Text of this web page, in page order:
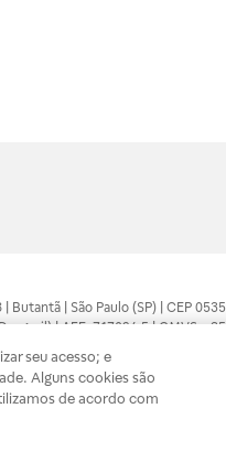
Butantã | São Paulo (SP) | CEP
| AFE: 7.17094.5 |
médica. Somente o médico
válidos apenas para
compras com tranquilidade. A
seu acesso; e
Alguns cookies são
de acordo com